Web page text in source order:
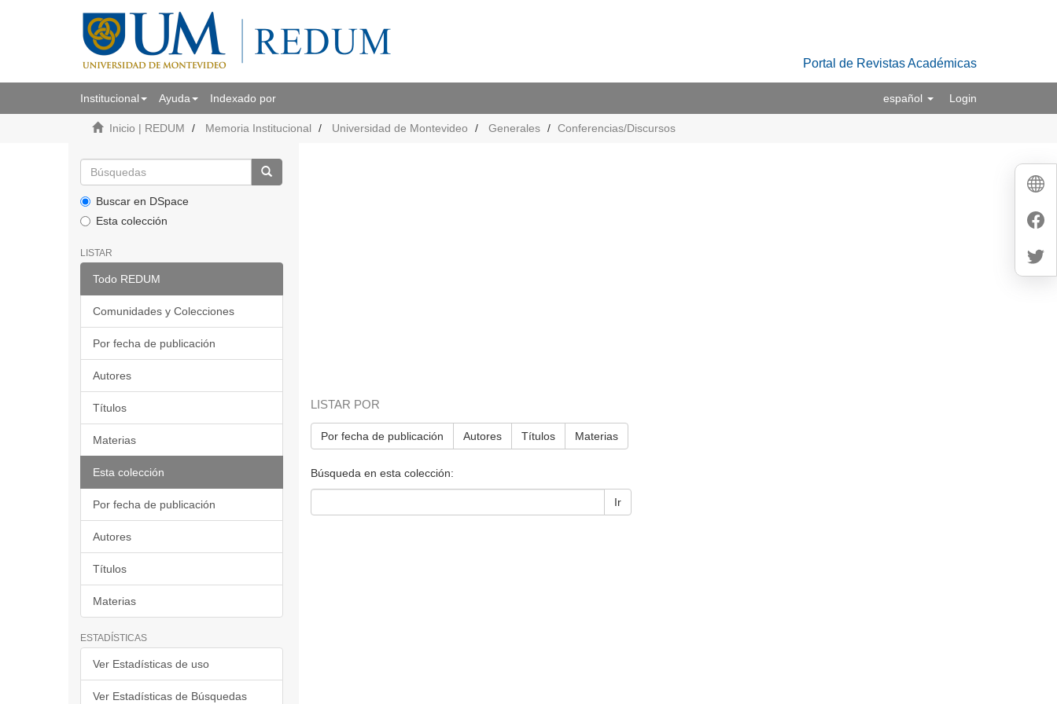
Portal de Revistas Académicas
Institucional Ayuda Indexado por español Login
Inicio | REDUM Memoria Institucional Universidad de Montevideo Generales Conferencias/Discursos
Buscar en DSpace
Esta colección
LISTAR
Todo REDUM
Comunidades y Colecciones
Por fecha de publicación
Autores
Títulos
Materias
Esta colección
Por fecha de publicación
Autores
Títulos
Materias
ESTADÍSTICAS
Ver Estadísticas de uso
Ver Estadísticas de Búsquedas
LISTAR POR
Por fecha de publicación Autores Títulos Materias
Búsqueda en esta colección:
Ir